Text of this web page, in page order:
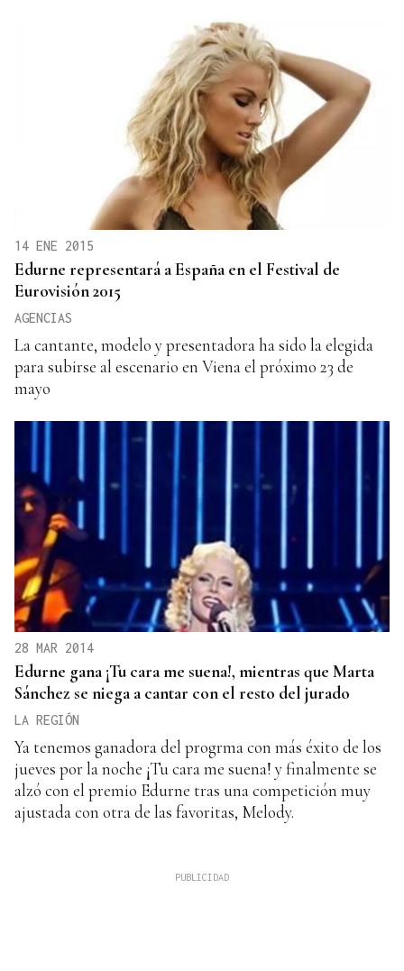
14 ENE 2015
Edurne representará a España en el Festival de
Eurovisión 2015
AGENCIAS
La cantante, modelo y presentadora ha sido la elegida
para subirse al escenario en Viena el próximo 23 de
mayo
28 MAR 2014
Edurne gana ¡Tu cara me suena!, mientras que Marta
Sánchez se niega a cantar con el resto del jurado
LA REGIÓN
Ya tenemos ganadora del progrma con más éxito de los
jueves por la noche ¡Tu cara me suena! y finalmente se
alzó con el premio Edurne tras una competición muy
ajustada con otra de las favoritas, Melody.